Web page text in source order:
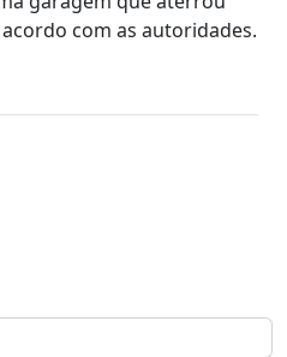
com as autoridades.